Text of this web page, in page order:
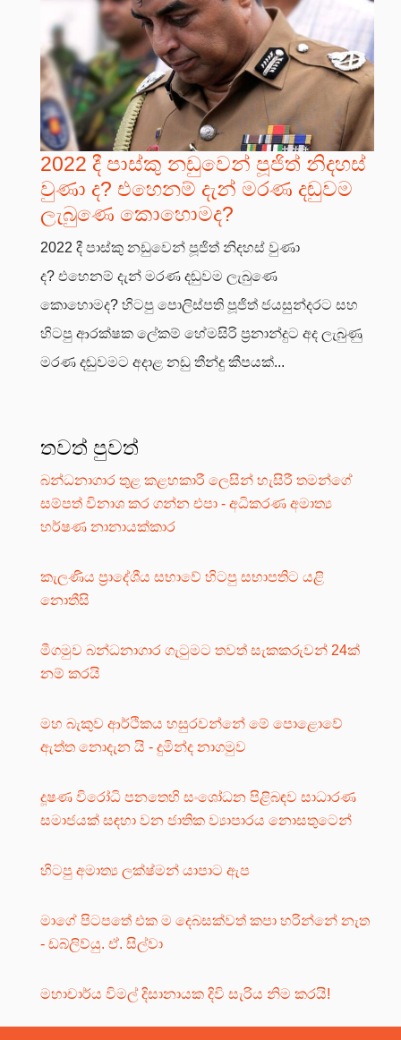
2022 දී පාස්කු නඩුවෙන් පූජිත් නිදහස්
වුණා ද? එහෙනම් දැන් මරණ දඬුවම
ලැබුණෙ කොහොමද?
2022 දී පාස්කු නඩුවෙන් පූජිත් නිදහස් වුණා
ද? එහෙනම් දැන් මරණ දඬුවම ලැබුණෙ
කොහොමද? හිටපු පොලිස්පති පූජිත් ජයසුන්දරට සහ
හිටපු ආරක්ෂක ලේකම් හේමසිරි ප්‍රනාන්දුට අද ලැබුණු
මරණ දඬුවමට අදාළ නඩු තීන්දු කීපයක්...
තවත් පුවත්
බන්ධනාගාර තුළ කළහකාරී ලෙසින් හැසිරී තමන්ගේ
සම්පත් විනාශ කර ගන්න එපා - අධිකරණ අමාත්‍ය
හර්ෂණ නානායක්කාර
කැලණිය ප්‍රාදේශීය සභාවේ හිටපු සභාපතිට යළි
නොතීසි
මීගමුව බන්ධනාගාර ගැටුමට තවත් සැකකරුවන් 24ක්
නම් කරයි
මහ බැකුව ආර්ථිකය හසුරවන්නේ මේ පොළොවේ
ඇත්ත නොදැන යි - දුමින්ද නාගමුව
දූෂණ විරෝධි පනතෙහි සංශෝධන පිළිබඳව සාධාරණ
සමාජයක් සඳහා වන ජාතික ව්‍යාපාරය නොසතුටෙන්
හිටපු අමාත්‍ය ලක්ෂ්මන් යාපාට ඇප
මාගේ පිටපතේ එක ම දෙබසක්වත් කපා හරින්නේ නැත
- ඩබ්ලිව්යු. ඒ. සිල්වා
මහාචාර්ය විමල් දිසානායක දිවි සැරිය නිම කරයි!